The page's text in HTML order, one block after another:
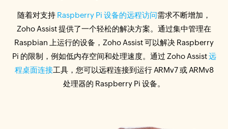
随着对支持 Raspberry Pi 设备的远程访问需求不断增加，
Zoho Assist 提供了一个轻松的解决方案。通过集中管理在
Raspbian 上运行的设备，Zoho Assist 可以解决 Raspberry
Pi 的限制，例如低内存空间和处理速度。通过 Zoho Assist远
程桌面连接工具，您可以远程连接到运行 ARMv7 或 ARMv8
处理器的 Raspberry Pi 设备。